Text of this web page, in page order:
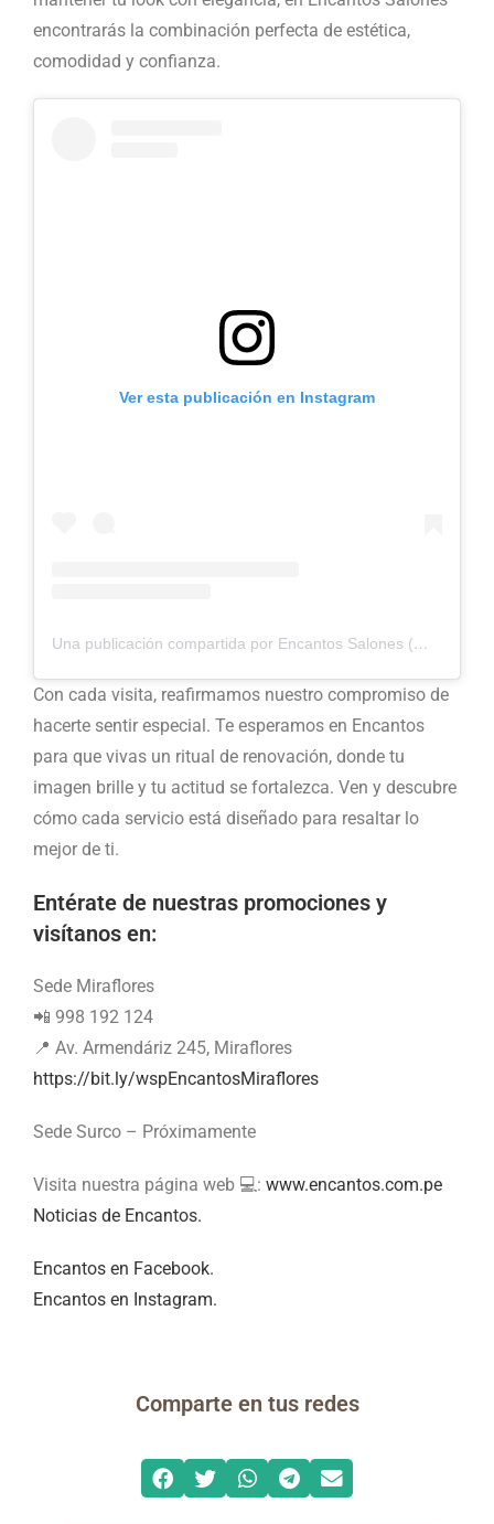
encontrarás la combinación perfecta de estética,
comodidad y confianza.
Ver esta publicación en Instagram
Una publicación compartida por Encantos Salones (@encantosalones)
Con cada visita, reafirmamos nuestro compromiso de
hacerte sentir especial. Te esperamos en Encantos
para que vivas un ritual de renovación, donde tu
imagen brille y tu actitud se fortalezca. Ven y descubre
cómo cada servicio está diseñado para resaltar lo
mejor de ti.
Entérate de nuestras promociones y
visítanos en:
Sede Miraflores
📲 998 192 124
📍 Av. Armendáriz 245, Miraflores
https://bit.ly/wspEncantosMiraflores
Sede Surco – Próximamente
Visita nuestra página web 💻: www.encantos.com.pe
Noticias de Encantos.
Encantos en Facebook.
Encantos en Instagram.
Comparte en tus redes